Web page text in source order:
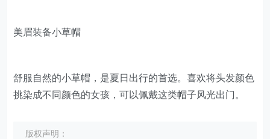
美眉装备小草帽
舒服自然的小草帽，是夏日出行的首选。喜欢将头发颜色
挑染成不同颜色的女孩，可以佩戴这类帽子风光出门。
版权声明：